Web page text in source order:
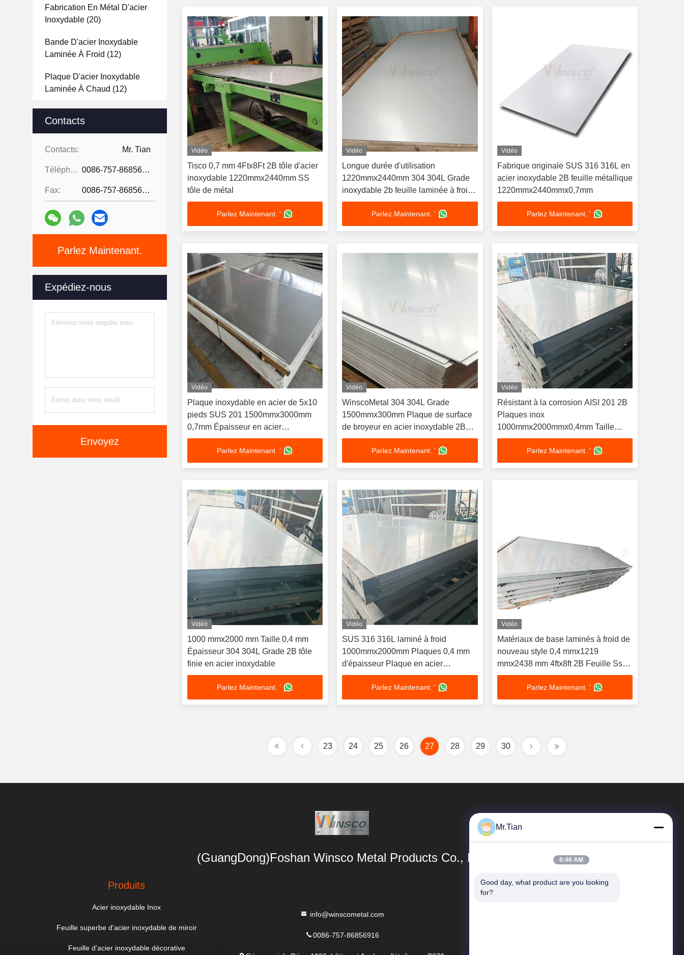
Fabrication En Métal D'acier
Inoxydable (20)
Bande D'acier Inoxydable
Laminée À Froid (12)
Plaque D'acier Inoxydable
Laminée À Chaud (12)
Feuille De L'acier Inoxydable
2B(144)
Feuille D'acier Inoxydable De
D'ascenseur(12)
Stainless Steel Decorative
Wire Mesh
(12)
Feuille Perforée D'acier
Contacts
Contacts: Mr. Tian
Téléphone: 0086-757-86856916
Fax: 0086-757-86856916
Parlez Maintenant.
Expédiez-nous
Envoyez
Vidéo
Tisco 0,7 mm 4Ftx8Ft 2B tôle d'acier
inoxydable 1220mmx2440mm SS
tôle de métal
Parlez Maintenant. '
Vidéo
Longue durée d'utilisation
1220mmx2440mm 304 304L Grade
inoxydable 2b feuille laminée à froid
0,7 mm épaisseur SS plaque
Parlez Maintenant. '
Vidéo
Fabrique originale SUS 316 316L en
acier inoxydable 2B feuille métallique
1220mmx2440mmx0,7mm
Parlez Maintenant. '
Vidéo
Plaque inoxydable en acier de 5x10
pieds SUS 201 1500mmx3000mm
0,7mm Épaisseur en acier
inoxydable 2B
Parlez Maintenant. '
Vidéo
WinscoMetal 304 304L Grade
1500mmx300mm Plaque de surface
de broyeur en acier inoxydable 2B
feuille 0,7 mm d'épaisseur
Parlez Maintenant. '
Vidéo
Résistant à la corrosion AISI 201 2B
Plaques inox
1000mmx2000mmx0,4mm Taille
feuille de finition de broyeur en acier
inoxydableParlez Maintenant. '
Vidéo
1000 mmx2000 mm Taille 0,4 mm
Épaisseur 304 304L Grade 2B tôle
finie en acier inoxydable
Parlez Maintenant. '
Vidéo
SUS 316 316L laminé à froid
1000mmx2000mm Plaques 0,4 mm
d'épaisseur Plaque en acier
inoxydable Surface du moulin
Parlez Maintenant. '
Vidéo
Matériaux de base laminés à froid de
nouveau style 0,4 mmx1219
mmx2438 mm 4ftx8ft 2B Feuille Ss
finie AISI 304 304L
Parlez Maintenant. '
23 24 25 26 27 28 29 30
(GuangDong)Foshan Winsco Metal Products Co., Ltd.
Produits
Acier inoxydable Inox
Feuille superbe d'acier inoxydable de miroir
Feuille d'acier inoxydable décorative
info@winscometal.com
0086-757-86856916
Liens Rapides
Mr.Tian
8:46 AM
Good day, what product are you looking
for?